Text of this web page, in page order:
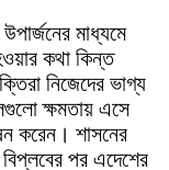
মাধ্যমে
কথা কিন্ত
নিজেদের ভাগ্য
ক্ষমতায় এসে
করেন। শাসনের
পর এদেশের